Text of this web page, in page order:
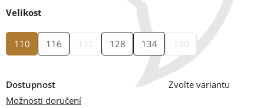
Velikost
110 116 122 128 134 140
Dostupnost
Zvolte variantu
Možnosti doručení